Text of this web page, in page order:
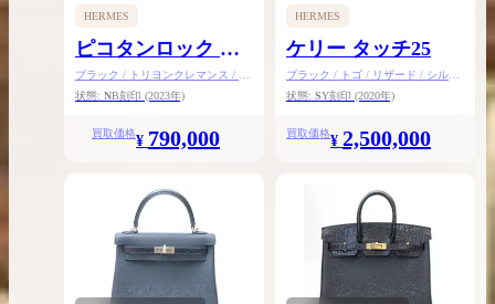
HERMES
ピコタンロック タ
ッチPM
ブラック / トリヨンクレマンス / ア
リゲーターマット / ゴールド金具
状態: NB刻印 (2023年)
買取価格¥ 790,000
HERMES
ケリー タッチ25
ブラック / トゴ / リザード / シルバ
ー金具
状態: SY刻印 (2020年)
買取価格¥ 2,500,000